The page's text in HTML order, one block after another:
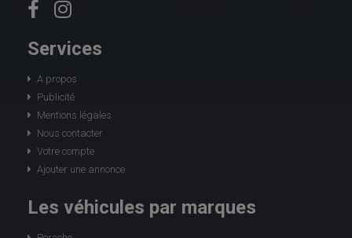
Services
A propos
Publicité
Mentions légales
Nous contacter
Votre compte
Ajouter une annonce
Les véhicules par marques